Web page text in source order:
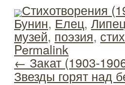
Стихотворения
Бунин,Елец,
музей, поэзия,
Permalink
←Закат (1903-
Звезды горят